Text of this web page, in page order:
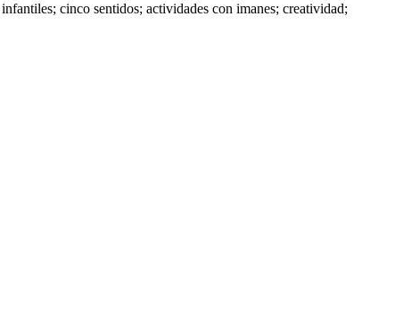
cinco sentidos; actividades con imanes; creatividad;